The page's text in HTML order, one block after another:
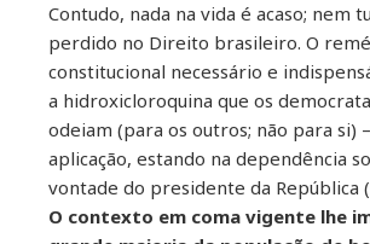
Contudo, nada na vida é acaso; nem
perdido no Direito brasileiro. O
constitucional necessário e
a hidroxicloroquina que os
odeiam (para os outros; não para si)
aplicação, estando na dependência
vontade do presidente da República
O contexto em coma vigente lhe